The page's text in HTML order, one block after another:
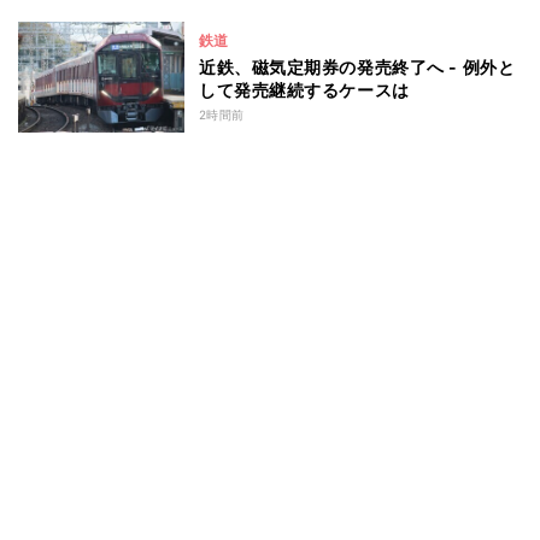
鉄道
近鉄、磁気定期券の発売終了へ - 例外と
して発売継続するケースは
2時間前